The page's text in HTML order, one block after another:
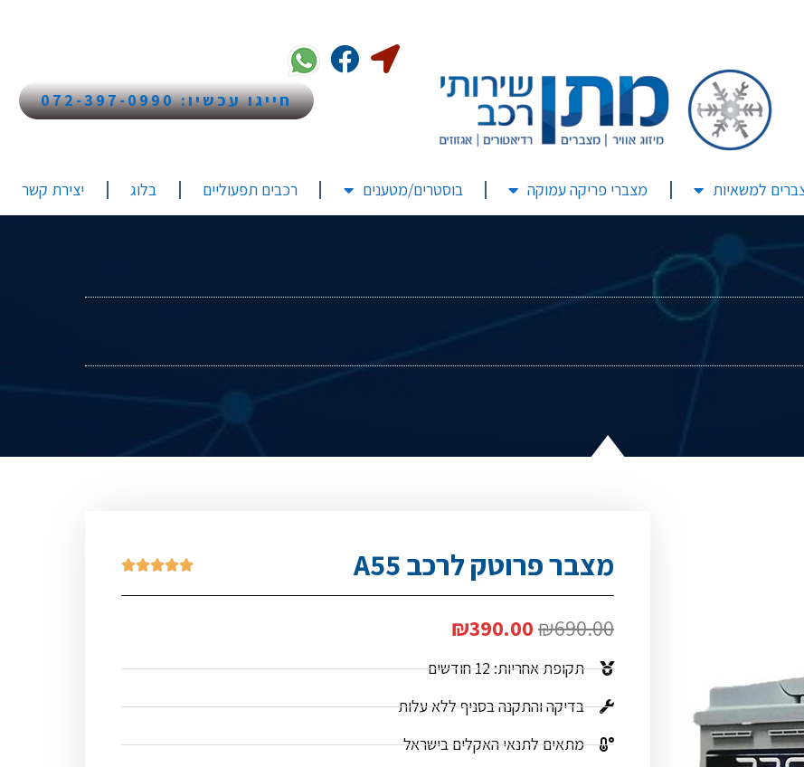
חייגו עכשיו: 072-397-0990
למשאיות מצברי פריקה עמוקה בוסטרים/מטענים רכבים תפעוליים בלוג יצירת קשר
מצבר פרוטק לרכב A55 




₪690.00
₪390.00
תקופת אחריות: 12 חודשים
בדיקה והתקנה בסניף ללא עלות
מתאים לתנאי האקלים בישראל